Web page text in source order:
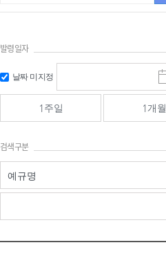
발령일자
날짜 미지정
시
작
일
선
1주일 1개월
검색구분
예규명